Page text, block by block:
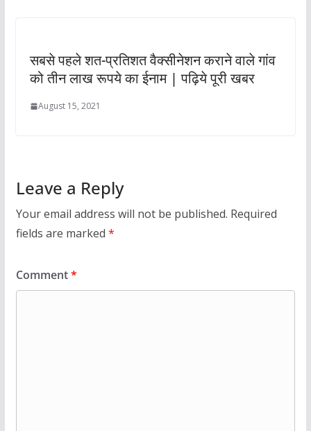
सबसे पहले शत-प्रतिशत वैक्सीनेशन कराने वाले गांव
को तीन लाख रूपये का ईनाम | पढ़िये पूरी खबर
August 15, 2021
Leave a Reply
Your email address will not be published. Required
fields are marked *
Comment*